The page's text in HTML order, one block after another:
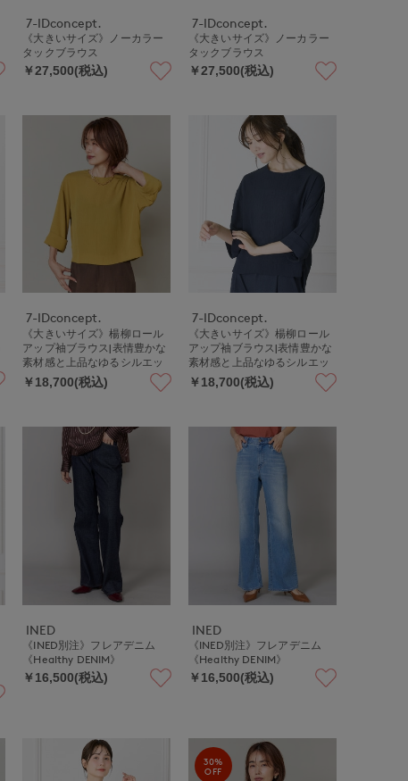
7-IDconcept.
《大きいサイズ》ノーカラー
タックブラウス
￥27,500(税込)
7-IDconcept.
《大きいサイズ》ノーカラー
タックブラウス
￥27,500(税込)
7-IDconcept.
《大きいサイズ》楊柳ロール
アップ袖ブラウス|表情豊かな
素材感と上品なゆるシルエッ
トの主役級トップス
￥18,700(税込)
7-IDconcept.
《大きいサイズ》楊柳ロール
アップ袖ブラウス|表情豊かな
素材感と上品なゆるシルエッ
トの主役級トップス
￥18,700(税込)
INED
《INED別注》フレアデニム
《Healthy DENIM》
￥16,500(税込)
INED
《INED別注》フレアデニム
《Healthy DENIM》
￥16,500(税込)
30%
OFF